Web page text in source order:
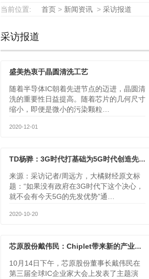
当前位置: 首页 > 新闻资讯 > 采访报道
采访报道
盛美热衷于晶圆清洗工艺
随着半导体IC朝着先进节点的迈进，晶圆清
洗的重要性日益提高。随着芯片的几何尺寸
缩小，即便是微小的污染颗粒…
2020-12-01
TD杨骅：3G时代打基础为5G时代创造先发优势
来源：采访记者/周远方，大橘财经原文标
题：“如果没有政府在3G时代下这个决心，
就不会有今天5G的先发优势”通…
2020-10-20
芯原股份戴伟民：Chiplet带来新的产业机会
10月14日下午，芯原股份董事长戴伟民在
第三届全球IC企业家大会上发表了主题演